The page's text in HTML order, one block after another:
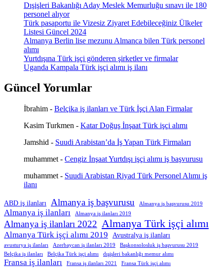
Dışişleri Bakanlığı Aday Meslek Memurluğu sınavı ile 180
personel alıyor
Türk pasaportu ile Vizesiz Ziyaret Edebileceğiniz Ülkeler
Listesi Güncel 2024
Almanya Berlin lise mezunu Almanca bilen Türk personel
alımı
Yurtdışına Türk işçi gönderen şirketler ve firmalar
Uganda Kampala Türk işçi alımı iş ilanı
Güncel Yorumlar
İbrahim - Belçika iş ilanları ve Türk İşçi Alan Firmalar
Kasim Turkmen - Katar Doğuş İnşaat Türk işçi alımı
Jamshid - Suudi Arabistan’da İş Yapan Türk Firmaları
muhammet - Cengiz İnşaat Yurtdışı işçi alımı iş başvurusu
muhammet - Suudi Arabistan Riyad Türk Personel Alımı iş
ilanı
ABD iş ilanları Almanya iş başvurusu Almanya iş başvurusu 2019
Almanya iş ilanları Almanya iş ilanları 2019
Almanya iş ilanları 2022 Almanya Türk işçi alımı
Almanya Türk işçi alımı 2019 Avustralya iş ilanları
avusturya iş ilanları Azerbaycan iş ilanları 2019
Başkonsolosluk iş başvurusu 2019
Belçika iş ilanları
Belçika Türk işçi alımı dışişleri bakanlığı memur alımı
Fransa iş ilanları Fransa iş ilanları 2021 Fransa Türk işçi alımı